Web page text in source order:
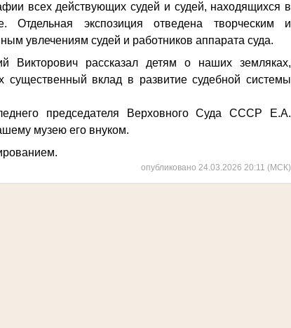
всех действующих судей и судей, находящихся в
Отдельная экспозиция отведена творческим и
увлечениям судей и работников аппарата суда.
Викторович рассказал детям о наших земляках,
существенный вклад в развитие судебной системы
председателя Верховного Суда СССР Е.А.
музею его внуком.
опубликовано 24.03.2026 20:11 (МСК)